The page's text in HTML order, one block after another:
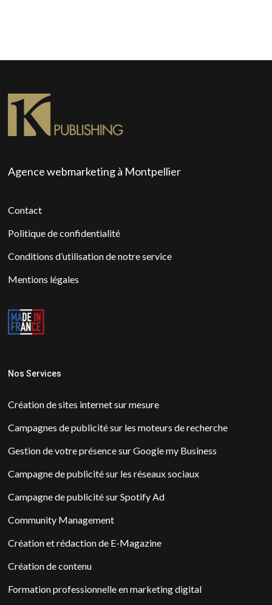
Agence webmarketing à Montpellier
Contact
Politique de confidentialité
Conditions d’utilisation de notre service
Mentions légales
Nos Services
Création de sites internet sur mesure
Campagnes de publicité sur les moteurs de recherche
Gestion de votre présence sur Google my Business
Campagne de publicité sur les réseaux sociaux
Campagne de publicité sur Spotify Ad
Community Management
Création et rédaction de E-Magazine
Création de contenu
Formation professionnelle en marketing digital